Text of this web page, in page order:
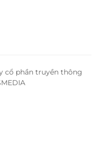
cổ phần truyền thông